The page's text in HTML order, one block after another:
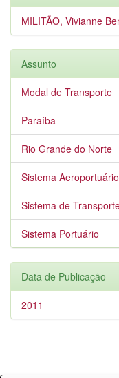
MILITÃO, Vivianne
Assunto
Modal de Transporte
Paraíba
Rio Grande do Norte
Sistema Aeroportuário
Sistema de
Sistema Portuário
Data de Publicação
2011